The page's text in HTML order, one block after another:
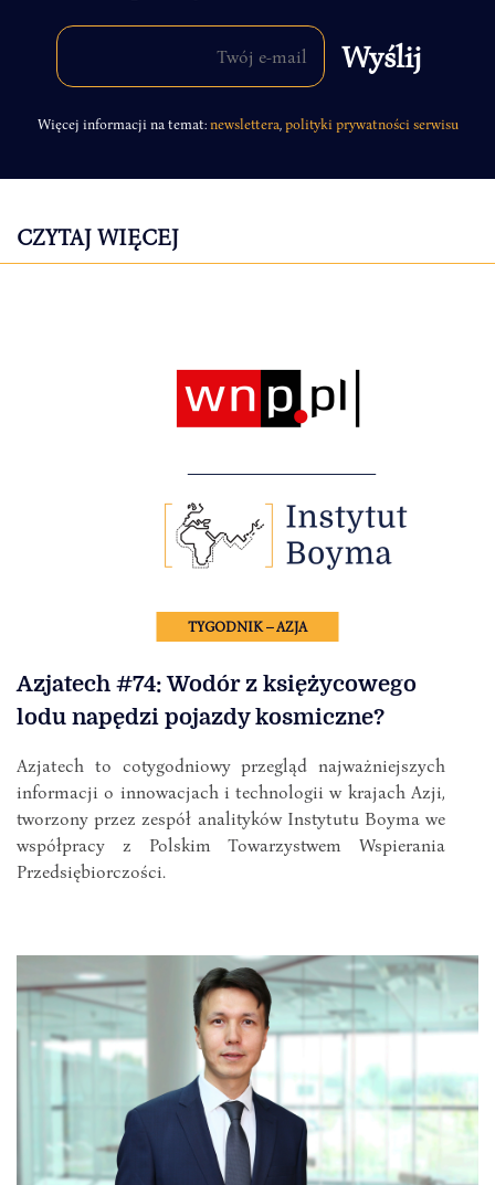
Więcej informacji na temat:newslettera polityki prywatności serwisu
CZYTAJ WIĘCEJ
TYGODNIK – AZJA
Azjatech #74: Wodór z księżycowego
lodu napędzi pojazdy kosmiczne?
Azjatech to cotygodniowy przegląd najważniejszych
informacji o innowacjach i technologii w krajach Azji,
tworzony przez zespół analityków Instytutu Boyma we
współpracy z Polskim Towarzystwem Wspierania
Przedsiębiorczości.